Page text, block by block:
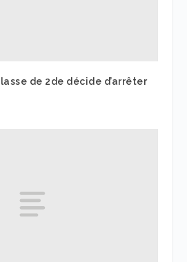
de 2de décide d’arrêter